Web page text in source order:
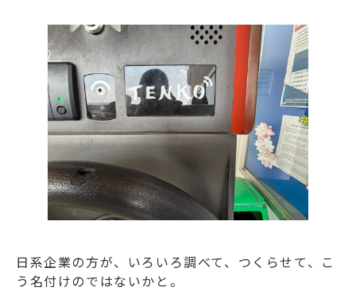
日系企業の方が、いろいろ調べて、つくらせて、こ
う名付けのではないかと。